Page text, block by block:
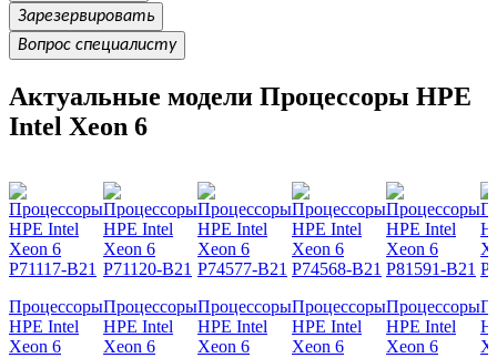
Зарезервировать
Вопрос специалисту
Актуальные модели Процессоры HPE
Intel Xeon 6
Процессоры
HPE Intel
Xeon 6
Процессоры
HPE Intel
Xeon 6
Процессоры
HPE Intel
Xeon 6
Процессоры
HPE Intel
Xeon 6
Процессоры
HPE Intel
Xeon 6